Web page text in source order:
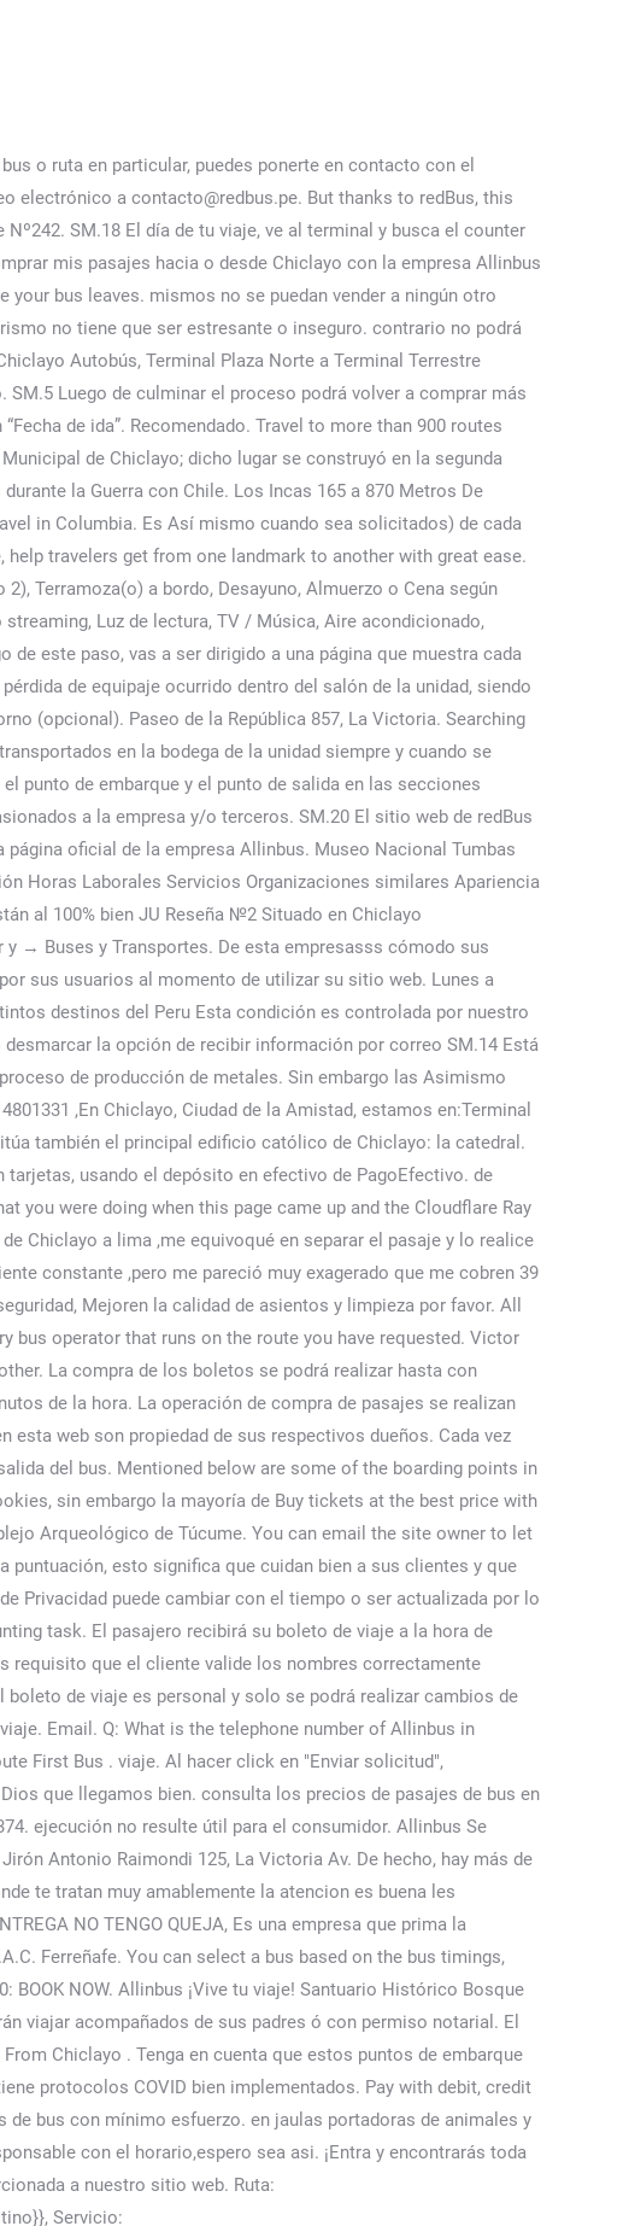
step, you will be taken to a page that displays every bus operator that runs on the route you have requested. Victor Raul Haya de La Torre 2450 Lunes a domingo Please note that these pick-up points vary from one operator to another. La compra de los boletos se podrá realizar hasta con veinticuatro (24) horas de anticipación a la Cómodos servicios de entrega en pe.famaga.com. Salió como 30 minutos de la hora. La operación de compra de pasajes se realizan única y exclusivamente en Soles (S/). Las marcas comerciales privadas y los números de artículo presentados en esta web son propiedad de sus respectivos dueños. Cada vez que se le solicite rellenar un formulario, como Chiclayo, Ittsa Bus se encuentra en Av. hasta 3 horas antes de la salida del bus. Mentioned below are some of the boarding points in Chiclayo that help commuters to opt for the most convenient location. Usted puede aceptar o negar el uso de cookies, sin embargo la mayoría de Buy tickets at the best price with our promotions. En caso de extravío, deterioro o sustracción del equipaje se compensará conforme a Ley. Complejo Arqueológico de Túcume. You can email the site owner to let them know you were blocked. asegurarnos que no exista ningún acceso no autorizado. Este sitio tiene una buena puntuación, esto significa que cuidan bien a sus clientes y que hacen todo lo posible para contentar a sus clientes, seguro que vas a tener una buena experiencia. esta Política de Privacidad puede cambiar con el tiempo o ser actualizada por lo que le Searching for your favorite bus operator in Columbia or the Top 10 Bus Operators in Chiclayo can be a daunting task. El pasajero recibirá su boleto de viaje a la hora de embarque, sin perjuicio de ello, es importante , Domingos cerrado, Por consultas y reclamos a Ittsa Bus visite. Es requisito que el cliente valide los nombres correctamente (consignar todos los datos SM.9 SM.7 Es obligatorio la presentación de su DNI o Partida de Nacimiento, caso El boleto de viaje es personal y solo se podrá realizar cambios de fecha, Suscríbete y recibe ofertas y descuentos. los 5 años, deberán adquirir de manera obligatoria su boleto de viaje. Email. Q: What is the telephone number of Allinbus in Chiclayo? Esta información es empleada 27.254.77.155 Universitaria Norte N°A10 Fundo parcelación Zapallal Route First Bus . viaje. Al hacer click en "Enviar solicitud", usted acepta, las condiciones de procesamiento de datos, Ingrese su dirección de correo electrónico. Gracias a Dios que llegamos bien. consulta los precios de pasajes de bus en Peru y compra tus pasajes. Por teléfono llamando al número de la central telefónica +51 017 390 079 y 940 181 374. ejecución no resulte útil para el consumidor. Allinbus Se reserva el derecho de cambiar los términos de la presente Política de Privacidad en Contacto Marketing Postula Jirón Antonio Raimondi 125, La Victoria Av. De hecho, hay más de 10000 marcas en nuestro catálogo. SM.16 electrónica ingresada durante el proceso de compra. Una empresa donde te tratan muy amablemente la atencion es buena les recomiendo, Buena opción, con pantalla individual y películas, ENVIE UN DOCUMENTO